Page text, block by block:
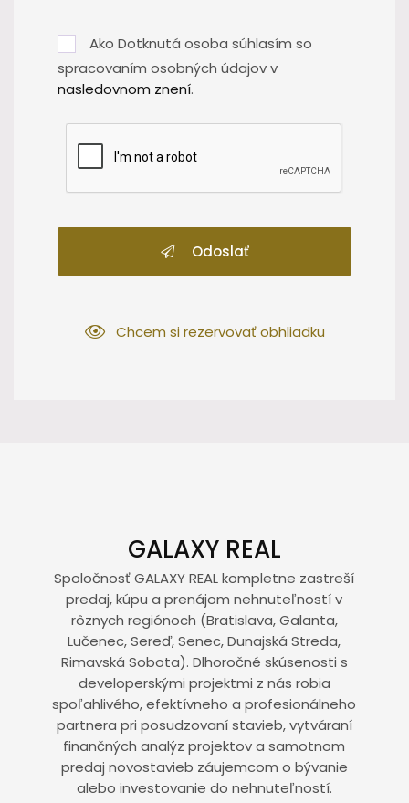
Ako Dotknutá osoba súhlasím so
spracovaním osobných údajov v
nasledovnom znení.
Odoslať
Chcem si rezervovať obhliadku
GALAXY REAL
Spoločnosť GALAXY REAL kompletne zastreší
predaj, kúpu a prenájom nehnuteľností v
rôznych regiónoch (Bratislava, Galanta,
Lučenec, Sereď, Senec, Dunajská Streda,
Rimavská Sobota). Dlhoročné skúsenosti s
developerskými projektmi z nás robia
spoľahlivého, efektívneho a profesionálneho
partnera pri posudzovaní stavieb, vytváraní
finančných analýz projektov a samotnom
predaj novostavieb záujemcom o bývanie
alebo investovanie do nehnuteľností.